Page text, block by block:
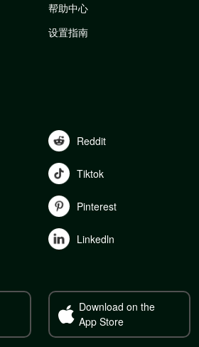
帮助中心
设置指南
Reddit
Tiktok
Pinterest
Linkedln
Download on the
App Store